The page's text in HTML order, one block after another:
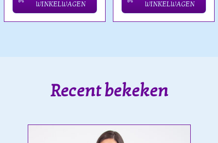
WINKELWAGEN WINKELWAGEN
Recent bekeken